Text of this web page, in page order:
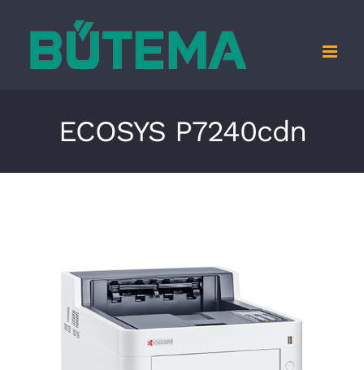
Inhalt
springen
ECOSYS P7240cdn